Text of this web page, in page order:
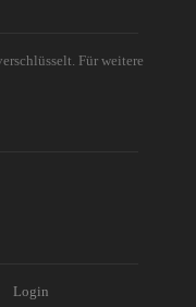
Für weitere
Login